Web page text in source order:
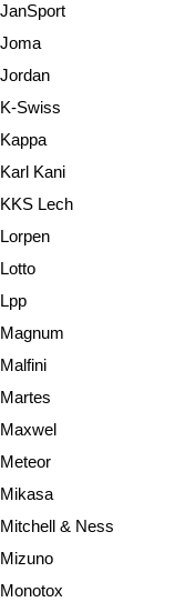
JanSport
Joma
Jordan
K-Swiss
Kappa
Karl Kani
KKS Lech
Lorpen
Lotto
Lpp
Magnum
Malfini
Martes
Maxwel
Meteor
Mikasa
Mitchell & Ness
Mizuno
Monotox